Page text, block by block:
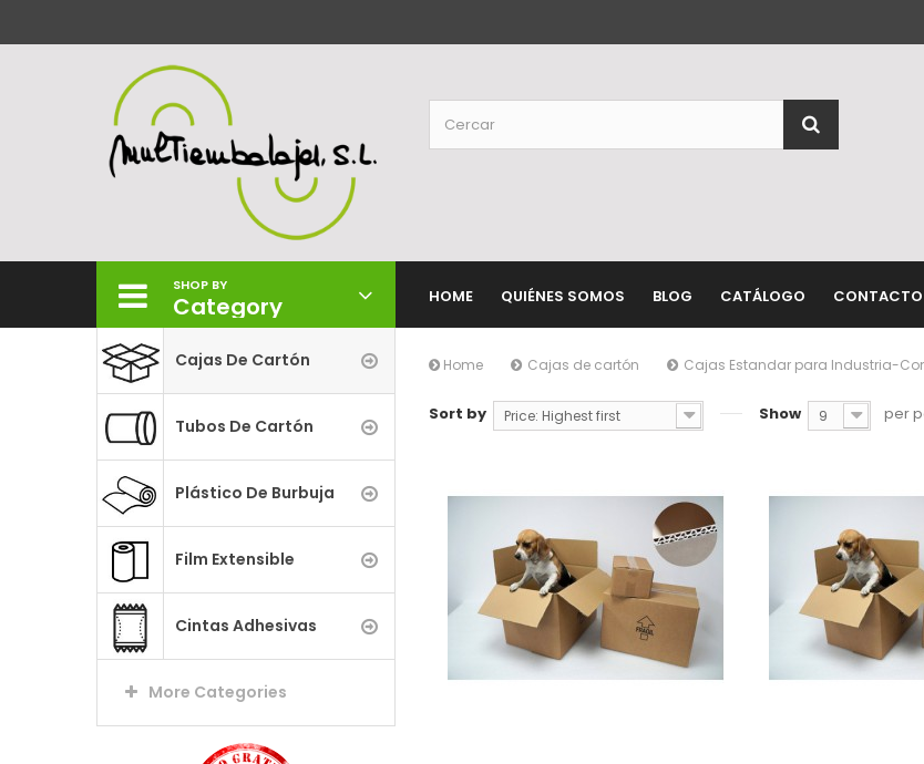
SHOP BY
Category
Cajas De Cartón
Tubos De Cartón
Plástico De Burbuja
Film Extensible
Cintas Adhesivas
More Categories
HOME QUIÉNES SOMOS BLOG CATÁLOGO CONTACTO
Home Cajas de cartón Cajas Estandar para Industria-
Sort by Price: Highest first Show 9 per